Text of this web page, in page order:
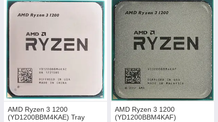
AMD Ryzen 3 1200
(YD1200BBM4KAE) Tray
AMD Ryzen 3 1200
(YD1200BBM4KAF)